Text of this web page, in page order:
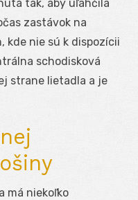
tak, aby uľahčila
zastávok na
kde nie sú k dispozícii
schodisková
strane lietadla a je
má niekoľko